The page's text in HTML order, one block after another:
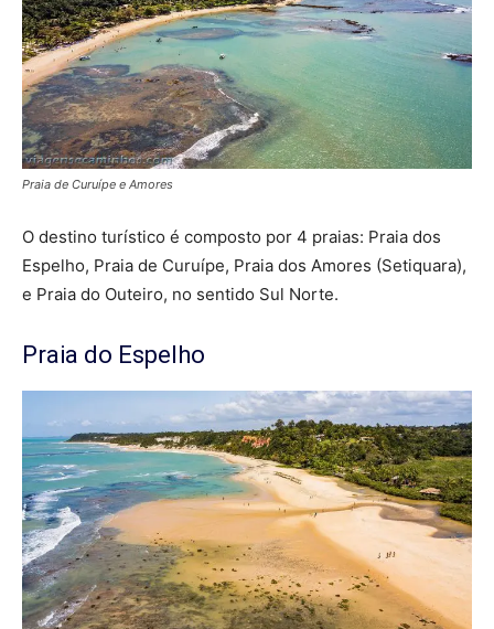
Praia de Curuípe e Amores
O destino turístico é composto por 4 praias: Praia dos
Espelho, Praia de Curuípe, Praia dos Amores (Setiquara),
e Praia do Outeiro, no sentido Sul Norte.
Praia do Espelho